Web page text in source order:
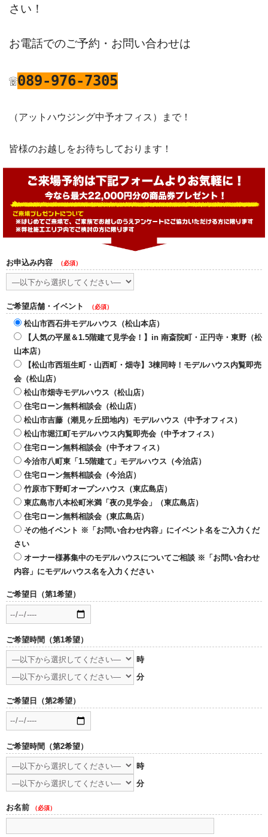
さい！
お電話でのご予約・お問い合わせは
☏089-976-7305
（アットハウジング中予オフィス）まで！
皆様のお越しをお待ちしております！
お申込み内容 （必須）
ご希望店舗・イベント （必須）
松山市西石井モデルハウス（松山本店）
【人気の平屋＆1.5階建て見学会！】in 南斎院町・正円寺・東野（松
山本店）
【松山市西垣生町・山西町・畑寺】3棟同時！モデルハウス内覧即売
会（松山店）
松山市畑寺モデルハウス（松山店）
住宅ローン無料相談会（松山店）
松山市吉藤（潮見ヶ丘団地内）モデルハウス（中予オフィス）
松山市堀江町モデルハウス内覧即売会（中予オフィス）
住宅ローン無料相談会（中予オフィス）
今治市八町東「1.5階建て」モデルハウス（今治店）
住宅ローン無料相談会（今治店）
竹原市下野町オープンハウス（東広島店）
東広島市八本松町米満「夜の見学会」（東広島店）
住宅ローン無料相談会（東広島店）
その他イベント ※「お問い合わせ内容」にイベント名をご入力くだ
さい
オーナー様募集中のモデルハウスについてご相談 ※「お問い合わせ
内容」にモデルハウス名を入力ください
ご希望日（第1希望）
ご希望時間（第1希望）
時
分
ご希望日（第2希望）
ご希望時間（第2希望）
時
分
お名前 （必須）